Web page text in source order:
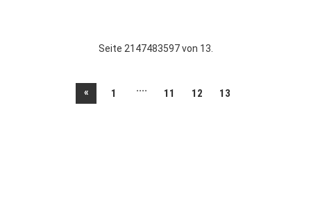
Seite 2147483597 von 13.
« 1 .... 11 12 13